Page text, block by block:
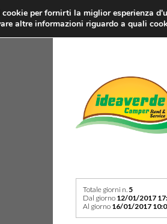
Totale giorni n. 5
Dal giorno 12/01/2017
Al giorno 16/01/2017
cookie per fornirti la miglior esperienza
altre informazioni riguardo a quali